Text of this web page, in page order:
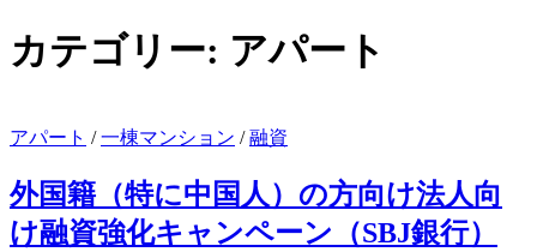
カテゴリー: アパート
アパート /一棟マンション /融資
外国籍（特に中国人）の方向け法人向
け融資強化キャンペーン（SBJ銀行）